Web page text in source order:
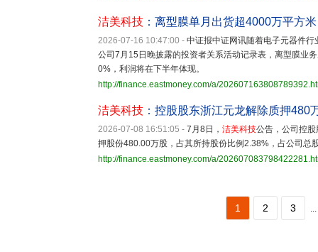
洁美科技 ：离型膜单月出货超4000万平方
2026-07-16 10:47:00 - 中证报中证网讯随着电子元器件行
公司7月15日晚披露的投资者关系活动记录表，离型膜业
0%，利润将在下半年体现。
http://finance.eastmoney.com/a/
洁美科技 ：控股股东浙江元龙解除质押480
2026-07-08 16:51:05 - 7月8日， 洁美科技公告，公司控
押股份480.00万股，占其所持股份比例2.38%，占公司总
http://finance.eastmoney.com/a/
1 2 3 ...